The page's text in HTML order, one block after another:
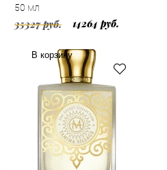
50 мл
35327 руб. 14264 руб.
В корзину